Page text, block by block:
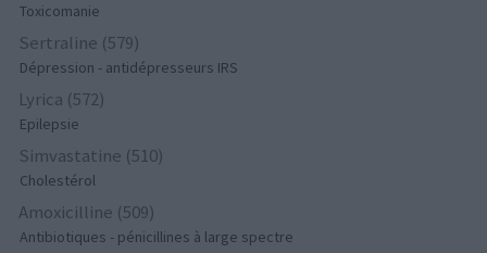
Toxicomanie
Sertraline (579)
Dépression - antidépresseurs IRS
Lyrica (572)
Epilepsie
Simvastatine (510)
Cholestérol
Amoxicilline (509)
Antibiotiques - pénicillines à large spectre